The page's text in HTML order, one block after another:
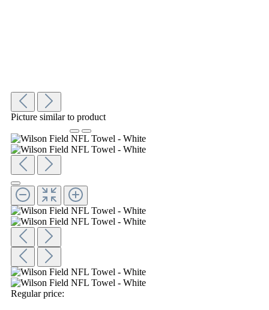
Picture similar to product
Regular price: